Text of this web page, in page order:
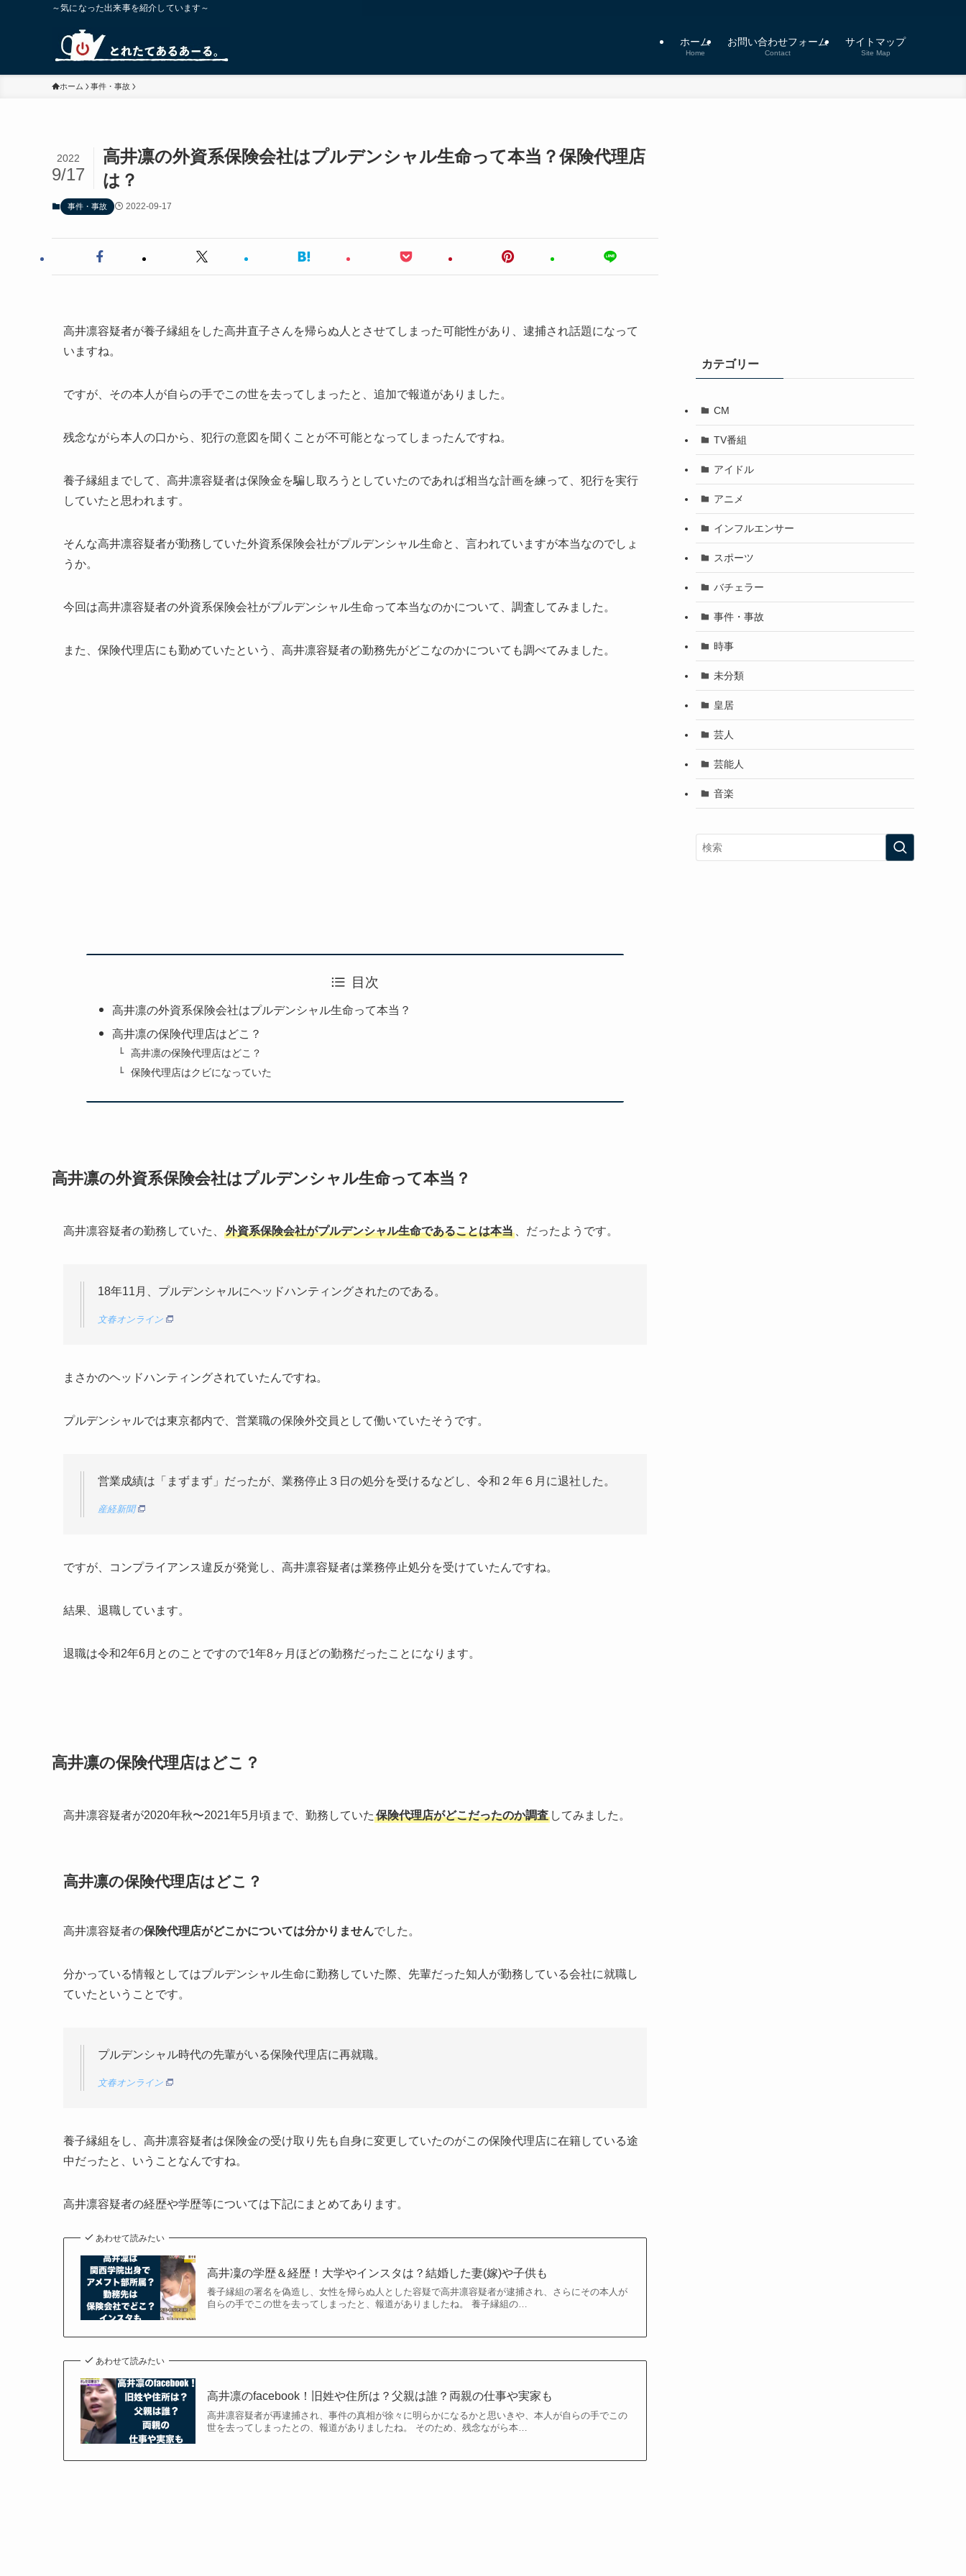
～気になった出来事を紹介しています～
ホーム
Home
お問い合わせフォーム
Contact
サイトマップ
Site Map
ホーム 事件・事故
高井凛の外資系保険会社はプルデンシャル生命って本当？保険代理店
は？
2022
9/17
事件・事故 2022-09-17
高井凛容疑者が養子縁組をした高井直子さんを帰らぬ人とさせてしまった可能性があり、逮捕され話題になって
いますね。
ですが、その本人が自らの手でこの世を去ってしまったと、追加で報道がありました。
残念ながら本人の口から、犯行の意図を聞くことが不可能となってしまったんですね。
養子縁組までして、高井凛容疑者は保険金を騙し取ろうとしていたのであれば相当な計画を練って、犯行を実行
していたと思われます。
そんな高井凛容疑者が勤務していた外資系保険会社がプルデンシャル生命と、言われていますが本当なのでしょ
うか。
今回は高井凛容疑者の外資系保険会社がプルデンシャル生命って本当なのかについて、調査してみました。
また、保険代理店にも勤めていたという、高井凛容疑者の勤務先がどこなのかについても調べてみました。
目次
高井凛の外資系保険会社はプルデンシャル生命って本当？
高井凛の保険代理店はどこ？
高井凛の保険代理店はどこ？
保険代理店はクビになっていた
高井凛の外資系保険会社はプルデンシャル生命って本当？
高井凛容疑者の勤務していた、 外資系保険会社がプルデンシャル生命であることは本当 、だったようです。
18年11月、プルデンシャルにヘッドハンティングされたのである。
文春オンライン
まさかのヘッドハンティングされていたんですね。
プルデンシャルでは東京都内で、営業職の保険外交員として働いていたそうです。
営業成績は「まずまず」だったが、業務停止３日の処分を受けるなどし、令和２年６月に退社した。
産経新聞
ですが、コンプライアンス違反が発覚し、高井凛容疑者は業務停止処分を受けていたんですね。
結果、退職しています。
退職は令和2年6月とのことですので1年8ヶ月ほどの勤務だったことになります。
高井凛の保険代理店はどこ？
高井凛容疑者が2020年秋〜2021年5月頃まで、勤務していた 保険代理店がどこだったのか調査 してみました。
高井凛の保険代理店はどこ？
高井凛容疑者の保険代理店がどこかについては分かりませんでした。
分かっている情報としてはプルデンシャル生命に勤務していた際、先輩だった知人が勤務している会社に就職し
ていたということです。
プルデンシャル時代の先輩がいる保険代理店に再就職。
文春オンライン
養子縁組をし、高井凛容疑者は保険金の受け取り先も自身に変更していたのがこの保険代理店に在籍している途
中だったと、いうことなんですね。
高井凛容疑者の経歴や学歴等については下記にまとめてあります。
あわせて読みたい
高井凜の学歴＆経歴！大学やインスタは？結婚した妻(嫁)や子供も
養子縁組の署名を偽造し、女性を帰らぬ人とした容疑で高井凛容疑者が逮捕され、さらにその本人が
自らの手でこの世を去ってしまったと、報道がありましたね。 養子縁組の…
あわせて読みたい
高井凛のfacebook！旧姓や住所は？父親は誰？両親の仕事や実家も
高井凛容疑者が再逮捕され、事件の真相が徐々に明らかになるかと思いきや、本人が自らの手でこの
世を去ってしまったとの、報道がありましたね。 そのため、残念ながら本…
カテゴリー
CM
TV番組
アイドル
アニメ
インフルエンサー
スポーツ
バチェラー
事件・事故
時事
未分類
皇居
芸人
芸能人
音楽